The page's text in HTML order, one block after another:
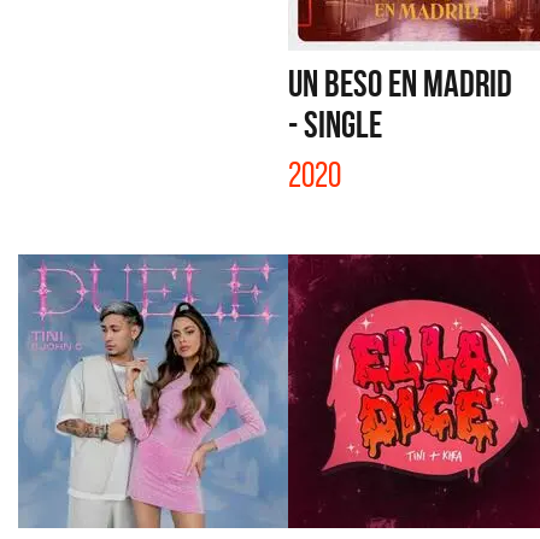
UN BESO EN MADRID
- SINGLE
2020